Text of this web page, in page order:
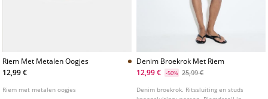
Riem Met Metalen Oogjes
12,99 €
Riem met metalen oogjes
Denim Broekrok Met Riem
12,99 €
-50% 25,99 €
Denim broekrok. Ritssluiting en studs